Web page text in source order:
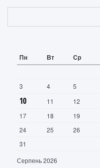
Серпень 2026
Пн Вт Ср
3
4 5
10 11 12
17
18 19
24
25 26
31